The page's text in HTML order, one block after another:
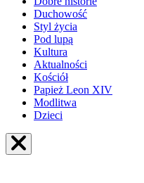
Duchowość
Styl życia
Pod lupą
Kultura
Aktualności
Kościół
Papież Leon XIV
Modlitwa
Dzieci